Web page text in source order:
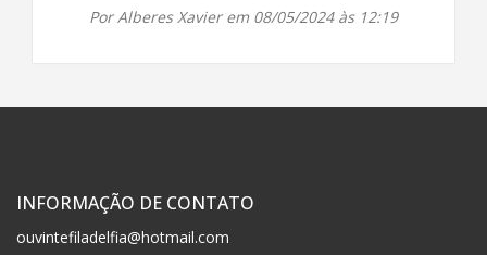
Por Alberes Xavier em 08/05/2024 às 12:19
INFORMAÇÃO DE CONTATO
ouvintefiladelfia@hotmail.com